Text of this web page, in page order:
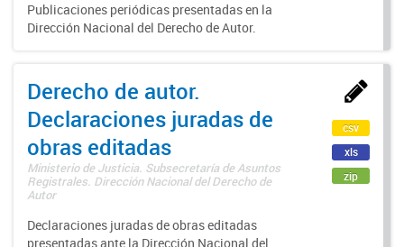
Publicaciones periódicas presentadas en la
Dirección Nacional del Derecho de Autor.
Derecho de autor.
Declaraciones juradas de
obras editadas
Ministerio de Justicia. Subsecretaría de Asuntos
Registrales. Dirección Nacional del Derecho de
Autor
Declaraciones juradas de obras editadas
presentadas ante la Dirección Nacional del
csv
xls
zip